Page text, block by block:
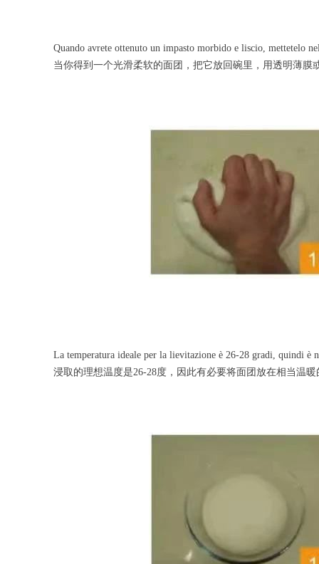
Quando avrete ottenuto un impasto morbido e liscio, mettetelo
当你得到一个光滑柔软的面团，把它放回碗里，用透明薄
La temperatura ideale per la lievitazione è 26-28 gradi, quindi è
浸取的理想温度是26-28度，因此有必要将面团放在相当温暖